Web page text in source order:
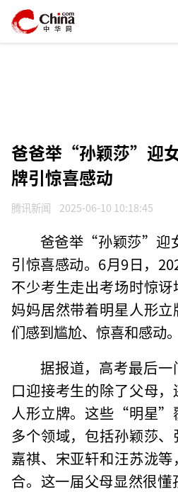
爸爸举“孙颖莎”迎
牌引惊喜感动
腾讯新闻 2025-06-10 10:18:45
爸爸举“孙颖莎”迎
引惊喜感动。6月9日，
不少考生走出考场时惊
妈妈居然带着明星人形
们感到尴尬、惊喜和感动。
据报道，高考最后
口迎接考生的除了父母
人形立牌。这些“明星”
多个领域，包括孙颖莎
嘉祺、宋亚轩和汪苏泷
合。这一届父母显然很懂